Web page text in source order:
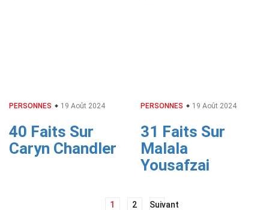
PERSONNES 19 Août 2024
40 Faits Sur
Caryn Chandler
PERSONNES 19 Août 2024
31 Faits Sur
Malala
Yousafzai
1 2 Suivant